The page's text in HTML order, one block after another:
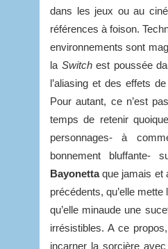
dans les jeux ou au
références à foison.
environnements sont
la Switchest poussée
l’aliasing et des effets
Pour autant, ce n’est
temps de retenir
personnages- à
bonnement bluffante-
Bayonettaque jamais et
précédents, qu’elle
qu’elle minaude une
irrésistibles. A ce propos,
incarner la sorcière